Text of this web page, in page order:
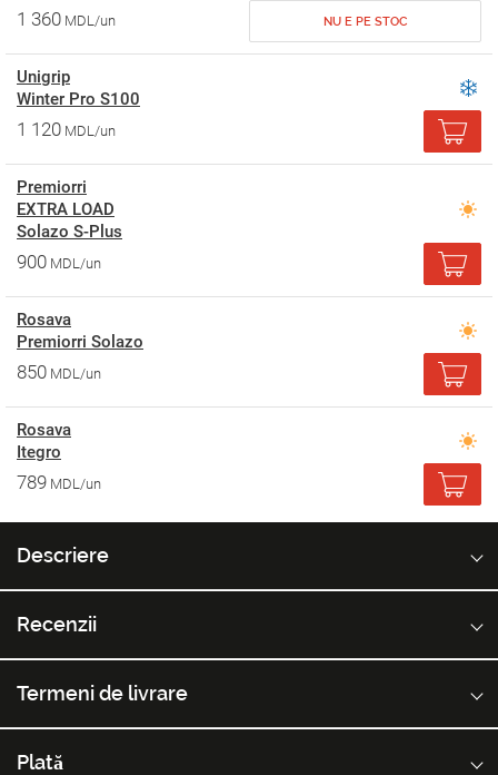
1 360 MDL/un NU E PE STOC
Unigrip
Winter Pro S100
1 120 MDL/un
Premiorri
EXTRA LOAD
Solazo S-Plus
900 MDL/un
Rosava
Premiorri Solazo
850 MDL/un
Rosava
Itegro
789 MDL/un
Descriere
Recenzii
Termeni de livrare
Plată